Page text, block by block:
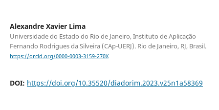
Alexandre Xavier Lima
Universidade do Estado do Rio de Janeiro, Instituto de Aplicação
Fernando Rodrigues da Silveira (CAp-UERJ). Rio de Janeiro, RJ, Brasil.
https://orcid.org/0000-0003-3159-270X
DOI: https://doi.org/10.35520/diadorim.2023.v25n1a58369